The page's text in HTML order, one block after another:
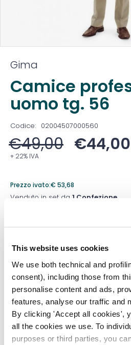
This website uses cookies
We use both technical and
consent), including those from
personalise content and ads,
features, analyse our traffic and
By clicking 'Accept all cookies',
all the cookies we use. To
purposes or third parties, you
Gima
Camice
uomo tg. 56
Codice: 02004507000560
€49,00 €44,00
+ 22% IVA
Prezzo ivato:€ 53,68
Venduto in set da 1 Confezione
Quantità
Aggiungi al carrello
DESCRIZIONE